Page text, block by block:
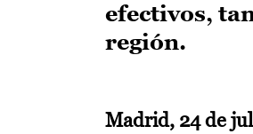
efectivos,
región.
Madrid, 24 de